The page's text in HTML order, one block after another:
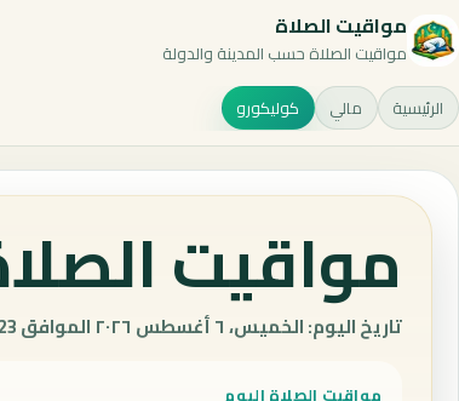
مواقيت الصلاة
مواقيت الصلاة حسب المدينة والدولة
الرئيسية مالي كوليكورو
مواقيت
تاريخ اليوم: الخميس، ٦ أغسطس ٢٠٢٦ الموافق 23 صفر 1448 هـ.
مواقيت الصلاة اليوم